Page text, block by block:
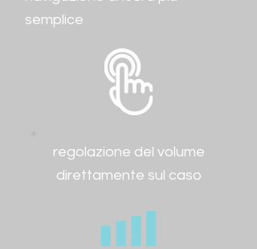
semplice
regolazione del volume
direttamente sul caso